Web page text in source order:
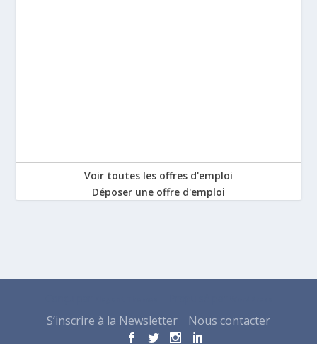
Voir toutes les offres d'emploi
Déposer une offre d'emploi
S’inscrire à la Newsletter Nous contacter